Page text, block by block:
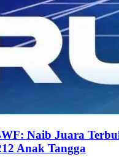
Naib Juara
Anak Tangga